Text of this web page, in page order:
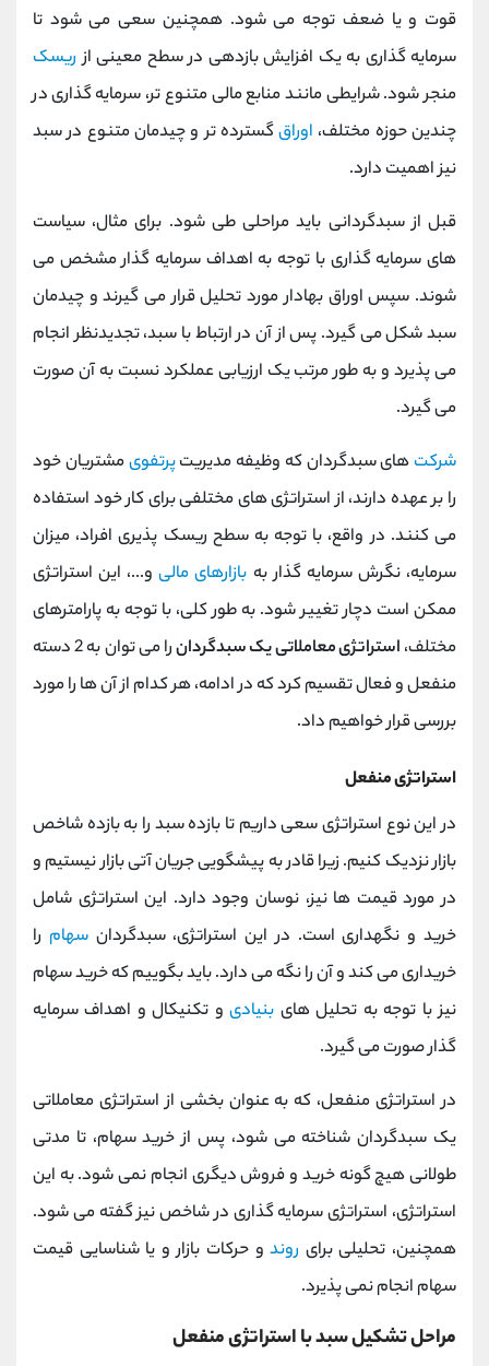
قوت و یا ضعف توجه می شود. همچنین سعی می شود تا
سرمایه گذاری به یک افزایش بازدهی در سطح معینی از ریسک
منجر شود. شرایطی مانند منابع مالی متنوع تر، سرمایه‎ گذاری در
چندین حوزه مختلف، اوراقگسترده تر و چیدمان متنوع در سبد
نیز اهمیت دارد.
قبل از سبدگردانی باید مراحلی طی شود. برای مثال، سیاست
های سرمایه گذاری با توجه به اهداف سرمایه گذار مشخص می
شوند. سپس اوراق بهادار مورد تحلیل قرار می گیرند و چیدمان
سبد شکل می گیرد. پس از آن در ارتباط با سبد، تجدیدنظر انجام
می پذیرد و به طور مرتب یک ارزیابی عملکرد نسبت به آن صورت
می گیرد.
شرکت های سبدگردان که وظیفه مدیریتپرتفویمشتریان خود
را بر عهده دارند، از استراتژی های مختلفی برای کار خود استفاده
می کنند. در واقع، با توجه به سطح ریسک پذیری افراد، میزان
سرمایه، نگرش سرمایه گذار به بازارهای مالیو...، این استراتژی
ممکن است دچار تغییر شود. به طور کلی، با توجه به پارامترهای
مختلف، استراتژی معاملاتی یک سبدگردان
را می توان به 2 دسته
منفعل و فعال تقسیم کرد که در ادامه، هر کدام از آن ها را مورد
بررسی قرار خواهیم داد.
استراتژی منفعل
در این نوع استراتژی سعی داریم تا بازده سبد را به بازده شاخص
بازار نزدیک کنیم. زیرا قادر به پیشگویی جریان آتی بازار نیستیم و
در مورد قیمت ها نیز، نوسان وجود دارد. این استراتژی شامل
خرید و نگهداری است. در این استراتژی، سبدگردانسهام را
خریداری می کند و آن را نگه می دارد. باید بگوییم که خرید سهام
نیز با توجه به تحلیل های بنیادیو تکنیکال و اهداف سرمایه
گذار صورت می گیرد.
در استراتژی منفعل، که به عنوان بخشی از استراتژی معاملاتی
یک سبدگردان شناخته می شود، پس از خرید سهام، تا مدتی
طولانی هیچ گونه خرید و فروش دیگری انجام نمی شود. به این
استراتژی، استراتژی سرمایه گذاری در شاخص نیز گفته می شود.
همچنین، تحلیلی برای روندو حركات بازار و یا شناسایی قیمت
سهام انجام نمی پذیرد.
مراحل تشکیل سبد با استراتژی منفعل